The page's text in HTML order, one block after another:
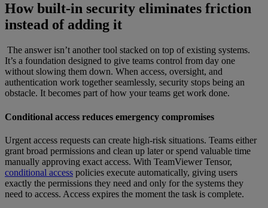
How built-in security eliminates friction
instead of adding it
The answer isn’t another tool stacked on top of existing systems.
It’s a foundation designed to give teams control from day one
without slowing them down. When access, oversight, and
authentication work together seamlessly, security stops being an
obstacle. It becomes part of how your teams get work done.
Conditional access reduces emergency compromises
Urgent access requests can create high-risk situations. Teams either
grant broad permissions and clean up later or spend valuable time
manually approving exact access. With TeamViewer Tensor,
conditional access policies execute automatically, giving users
exactly the permissions they need and only for the systems they
need to access. Access expires the moment the task is complete.